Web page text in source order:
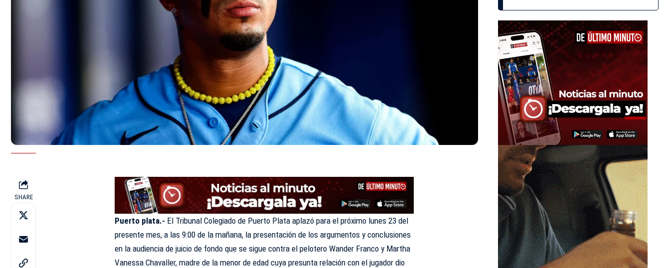
SHARE
Puerto plata.- El Tribunal Colegiado de Puerto Plata aplazó para el próximo lunes 23 del
presente mes, a las 9:00 de la mañana, la presentación de los argumentos y conclusiones
en la audiencia de juicio de fondo que se sigue contra el pelotero Wander Franco y Martha
Vanessa Chavaller, madre de la menor de edad cuya presunta relación con el jugador dio